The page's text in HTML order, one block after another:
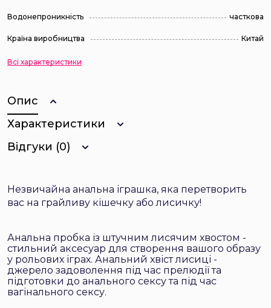
Водонепроникність часткова
Країна виробництва Китай
Всі характеристики
Опис
Характеристики
Відгуки (0)
Незвичайна анальна іграшка, яка перетворить
вас на грайливу кішечку або лисичку!
Анальна пробка із штучним лисячим хвостом -
стильний аксесуар для створення вашого образу
у рольових іграх. Анальний хвіст лисиці -
джерело задоволення під час прелюдії та
підготовки до анального сексу та під час
вагінального сексу.